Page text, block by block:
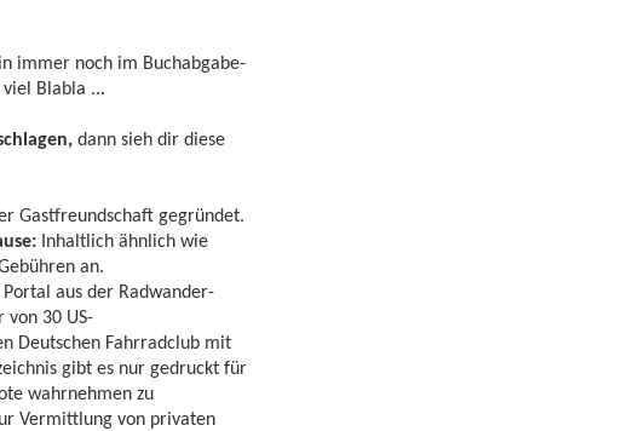
immer noch im Buchabgabe-
viel Blabla ...
dann sieh dir diese
Gastfreundschaft gegründet.
Inhaltlich ähnlich wie
an.
aus der Radwander-
von 30 US-
Deutschen Fahrradclub mit
gibt es nur gedruckt für
wahrnehmen zu
Vermittlung von privaten